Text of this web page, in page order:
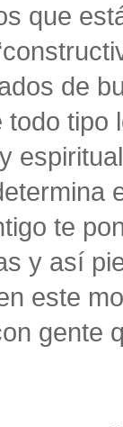
que
de
todo tipo
te
y así
este
gente